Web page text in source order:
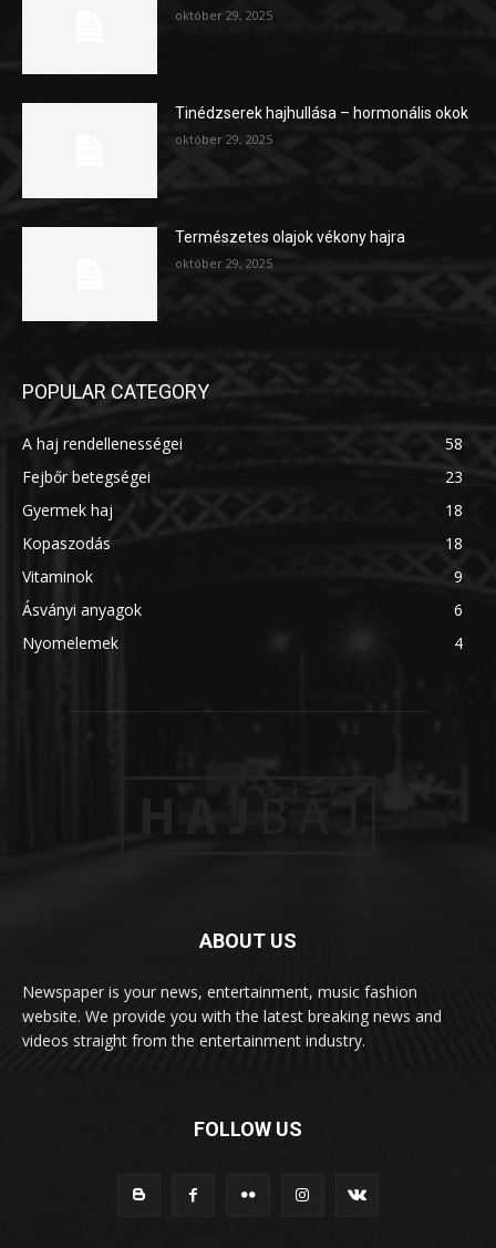
október 29, 2025
Tinédzserek hajhullása – hormonális okok
október 29, 2025
Természetes olajok vékony hajra
október 29, 2025
POPULAR CATEGORY
A haj rendellenességei
58
Fejbőr betegségei
23
Gyermek haj
18
Kopaszodás
18
Vitaminok
9
Ásványi anyagok
6
Nyomelemek
4
ABOUT US
Newspaper is your news, entertainment, music fashion
website. We provide you with the latest breaking news and
videos straight from the entertainment industry.
FOLLOW US